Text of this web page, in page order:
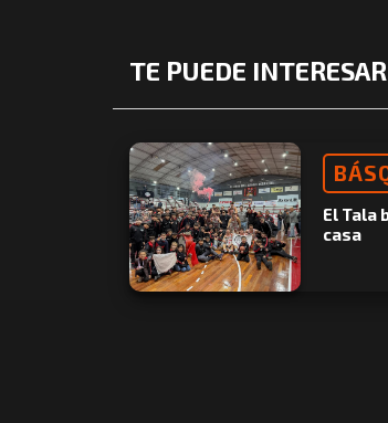
TE PUEDE INTERESAR
El Tala
casa